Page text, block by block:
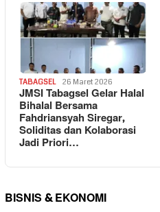
TABAGSEL 26 Maret 2026
JMSI Tabagsel Gelar Halal
Bihalal Bersama
Fahdriansyah Siregar,
Soliditas dan Kolaborasi
Jadi Priori…
BISNIS & EKONOMI